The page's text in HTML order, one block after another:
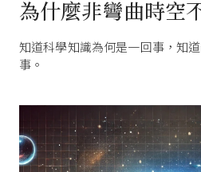
為什麼非彎曲時空
知道科學知識為何是一回事，知
事。